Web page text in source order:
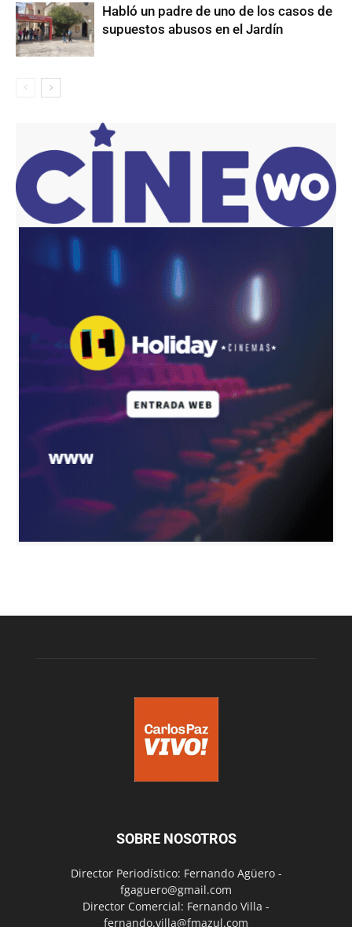
Habló un padre de uno de los casos de
supuestos abusos en el Jardín
SOBRE NOSOTROS
Director Periodístico: Fernando Agüero -
fgaguero@gmail.com
Director Comercial: Fernando Villa -
fernando.villa@fmazul.com